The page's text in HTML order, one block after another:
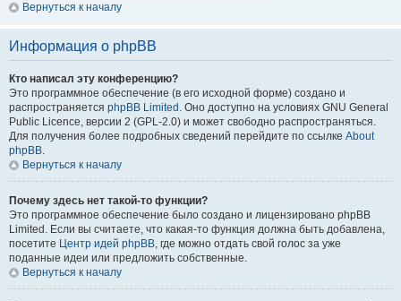
Вернуться к началу
Информация о phpBB
Кто написал эту конференцию?
Это программное обеспечение (в его исходной форме) создано и
распространяется phpBB Limited . Оно доступно на условиях GNU General
Public Licence, версии 2 (GPL-2.0) и может свободно распространяться.
Для получения более подробных сведений перейдите по ссылке About
phpBB.
Вернуться к началу
Почему здесь нет такой-то функции?
Это программное обеспечение было создано и лицензировано phpBB
Limited. Если вы считаете, что какая-то функция должна быть добавлена,
посетите Центр идей phpBB, где можно отдать свой голос за уже
поданные идеи или предложить собственные.
Вернуться к началу